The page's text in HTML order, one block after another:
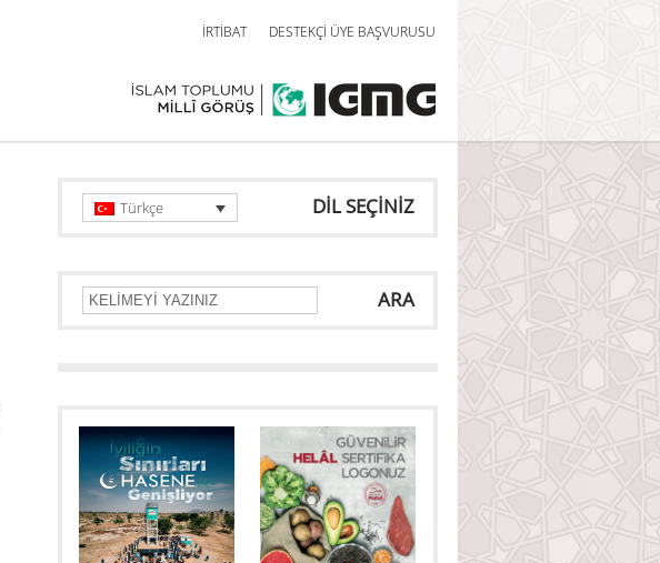
İRTİBAT DESTEKÇİ ÜYE BAŞVURUSU
DİL SEÇİNİZ
Türkçe
ARA